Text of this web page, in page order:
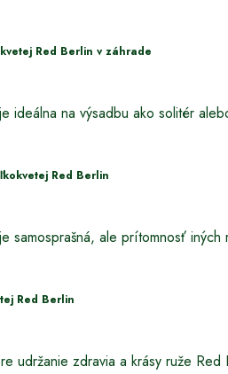
Red Berlin v záhrade
ideálna na výsadbu ako solitér
Red Berlin
samosprašná, ale prítomnosť
Red Berlin
udržanie zdravia a krásy ruže Red